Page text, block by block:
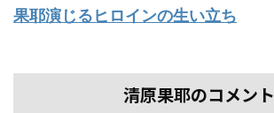
果耶演じるヒロインの生い立ち
清原果耶のコメント